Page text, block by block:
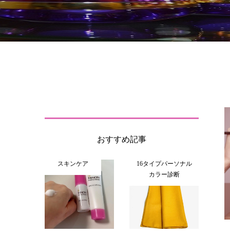
おすすめ記事
スキンケア
16タイプパーソナル
カラー診断